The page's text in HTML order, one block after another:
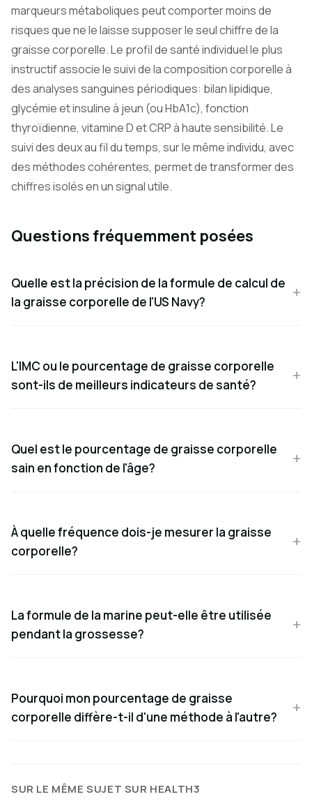
marqueurs métaboliques peut comporter moins de
risques que ne le laisse supposer le seul chiffre de la
graisse corporelle. Le profil de santé individuel le plus
instructif associe le suivi de la composition corporelle à
des analyses sanguines périodiques: bilan lipidique,
glycémie et insuline à jeun (ou HbA1c), fonction
thyroïdienne, vitamine D et CRP à haute sensibilité. Le
suivi des deux au fil du temps, sur le même individu, avec
des méthodes cohérentes, permet de transformer des
chiffres isolés en un signal utile.
Questions fréquemment posées
Quelle est la précision de la formule de calcul de
la graisse corporelle de l'US Navy?
L'IMC ou le pourcentage de graisse corporelle
sont-ils de meilleurs indicateurs de santé?
Quel est le pourcentage de graisse corporelle
sain en fonction de l'âge?
À quelle fréquence dois-je mesurer la graisse
corporelle?
La formule de la marine peut-elle être utilisée
pendant la grossesse?
Pourquoi mon pourcentage de graisse
corporelle diffère-t-il d'une méthode à l'autre?
SUR LE MÊME SUJET SUR HEALTH3